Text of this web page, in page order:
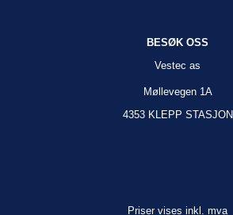
BESØK OSS
Vestec as
Møllevegen 1A
4353 KLEPP STASJON
Priser vises inkl. mva